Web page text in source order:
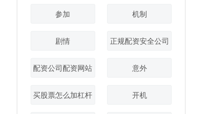
参加 机制
剧情 正规配资安全公司
配资公司配资网站 意外
买股票怎么加杠杆 开机